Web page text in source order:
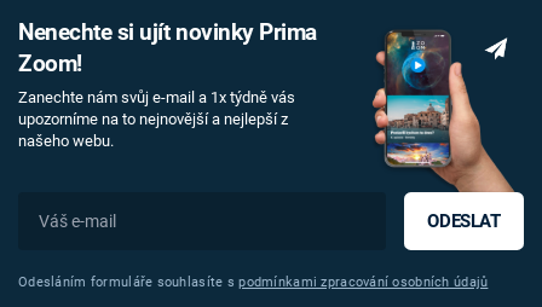
Nenechte si ujít novinky Prima
Zoom!
Zanechte nám svůj e-mail a 1x týdně vás
upozorníme na to nejnovější a nejlepší z
našeho webu.
ODESLAT
Odesláním formuláře souhlasíte spodmínkami zpracování osobních údajů